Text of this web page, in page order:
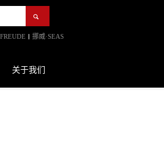
挪威·SEAS
关于我们